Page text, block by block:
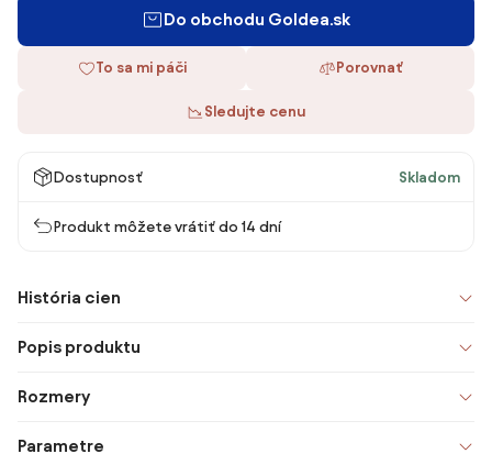
Do obchodu Goldea.sk
To sa mi páči Porovnať
Sledujte cenu
Dostupnosť Skladom
Produkt môžete vrátiť do 14 dní
História cien
Popis produktu
Rozmery
Parametre